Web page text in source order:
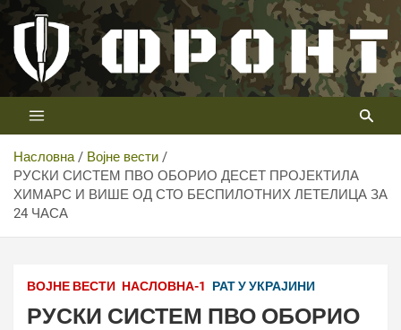
Скип
цонтент
Телевизија ФРОНТ
Први војни канал у Србији
Насловна
Војне вести
РУСКИ СИСТЕМ ПВО ОБОРИО ДЕСЕТ ПРОЈЕКТИЛА
ХИМАРС И ВИШЕ ОД СТО БЕСПИЛОТНИХ ЛЕТЕЛИЦА ЗА
24 ЧАСА
ВОЈНЕ ВЕСТИ НАСЛОВНА-1 РАТ У УКРАЈИНИ
РУСКИ СИСТЕМ ПВО ОБОРИО